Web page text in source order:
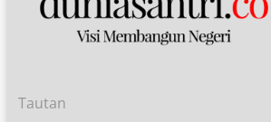
Tautan